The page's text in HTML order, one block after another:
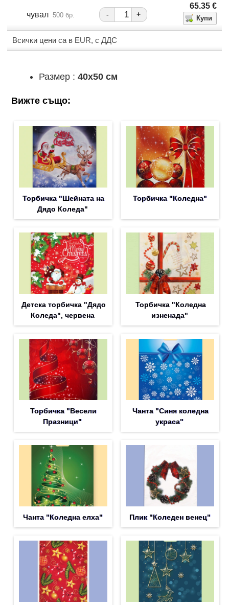
чувал 500 бр. - +
65.35 €
Всички цени са в EUR, с ДДС
Размер : 40x50 см
Вижте също:
Торбичка "Шейната на
Дядо Коледа"
Торбичка "Коледна"
Детска торбичка "Дядо
Коледа", червена
Торбичка "Коледна
изненада"
Торбичка "Весели
Празници"
Чанта "Синя коледна
украса"
Чанта "Коледна елха" Плик "Коледен венец"